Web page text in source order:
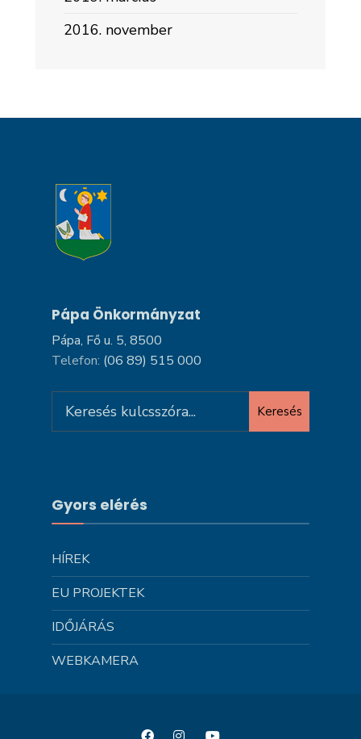
2016. november
Pápa Önkormányzat
Pápa, Fő u. 5, 8500
Telefon: (06 89) 515 000
for:
Keresés
Gyors elérés
HÍREK
EU PROJEKTEK
IDŐJÁRÁS
WEBKAMERA